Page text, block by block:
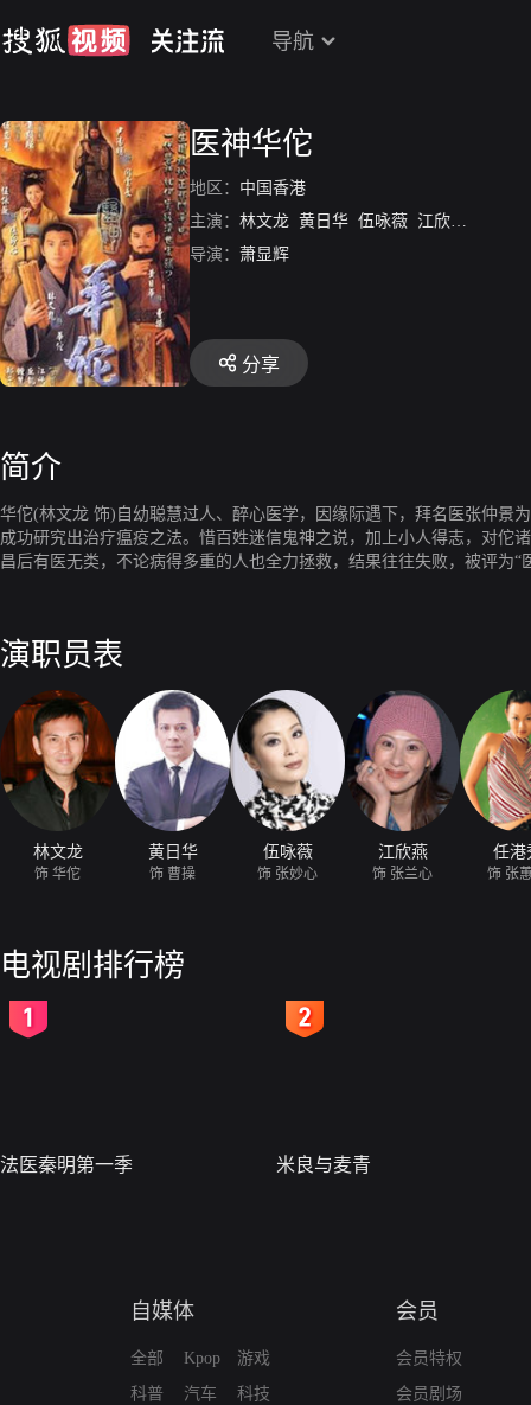
导航
医神华佗
地区： 中国香港
主演： 林文龙 黄日华 伍咏薇 江欣燕
导演： 萧显辉
分享
简介
华佗(林文龙 饰)自幼聪慧过人、醉心医学，因缘际遇下，拜名医张仲景
成功研究出治疗瘟疫之法。惜百姓迷信鬼神之说，加上小人得志，对佗
昌后有医无类，不论病得多重的人也全力拯救，结果往往失败，被评为
演职员表
林文龙
饰 华佗
黄日华
饰 曹操
伍咏薇
饰 张妙心
江欣燕
饰 张兰心
任港
饰 张
电视剧排行榜
法医秦明第一季 米良与麦青
自媒体
全部
科普
Kpop
汽车
游戏
科技
会员
会员特权
会员剧场